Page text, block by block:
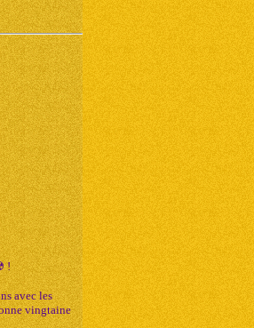
!
avec les
vingtaine